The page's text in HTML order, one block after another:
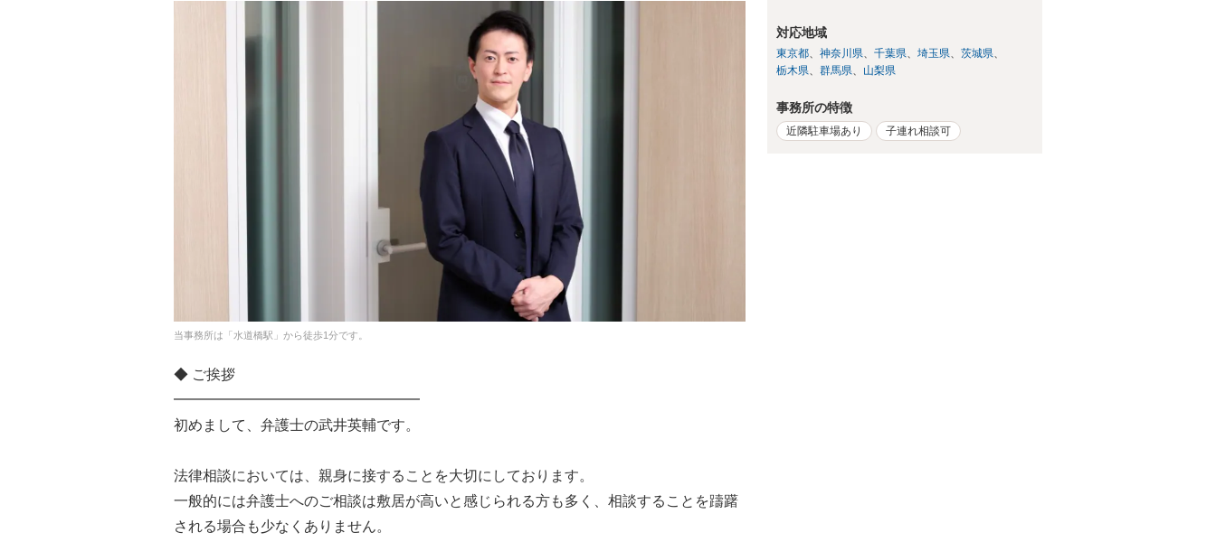
当事務所は「水道橋駅」から徒歩1分です。
◆ ご挨拶
━━━━━━━━━━━━━━━━━
初めまして、弁護士の武井英輔です。
法律相談においては、親身に接することを大切にしております。
一般的には弁護士へのご相談は敷居が高いと感じられる方も多く、相談することを躊躇
される場合も少なくありません。
対応地域
東京都 神奈川県 千葉県 埼玉県
茨城県
栃木県
群馬県 山梨県
事務所の特徴
近隣駐車場あり 子連れ相談可